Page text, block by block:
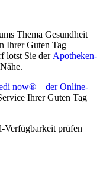
Thema Gesundheit
Ihrer Guten Tag
lotst Sie der Apotheken-
now® – der Online-
Ihrer Guten Tag
Verfügbarkeit prüfen